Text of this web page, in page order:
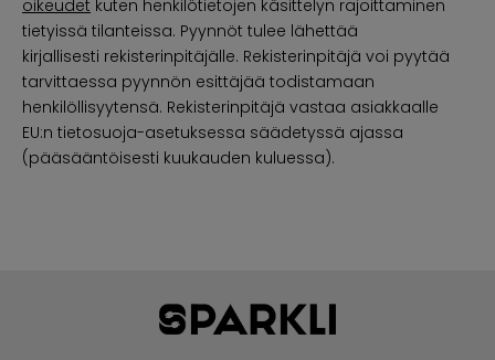
oikeudet kuten henkilötietojen käsittelyn rajoittaminen
tietyissä tilanteissa. Pyynnöt tulee lähettää
kirjallisesti rekisterinpitäjälle. Rekisterinpitäjä voi pyytää
tarvittaessa pyynnön esittäjää todistamaan
henkilöllisyytensä. Rekisterinpitäjä vastaa asiakkaalle
EU:n tietosuoja-asetuksessa säädetyssä ajassa
(pääsääntöisesti kuukauden kuluessa).